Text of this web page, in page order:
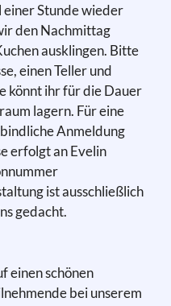
einer Stunde wieder
den Nachmittag
ausklingen. Bitte
einen Teller und
könnt ihr für die Dauer
lagern. Für eine
Anmeldung
erfolgt an Evelin
ist ausschließlich
gedacht.
einen schönen
bei unserem